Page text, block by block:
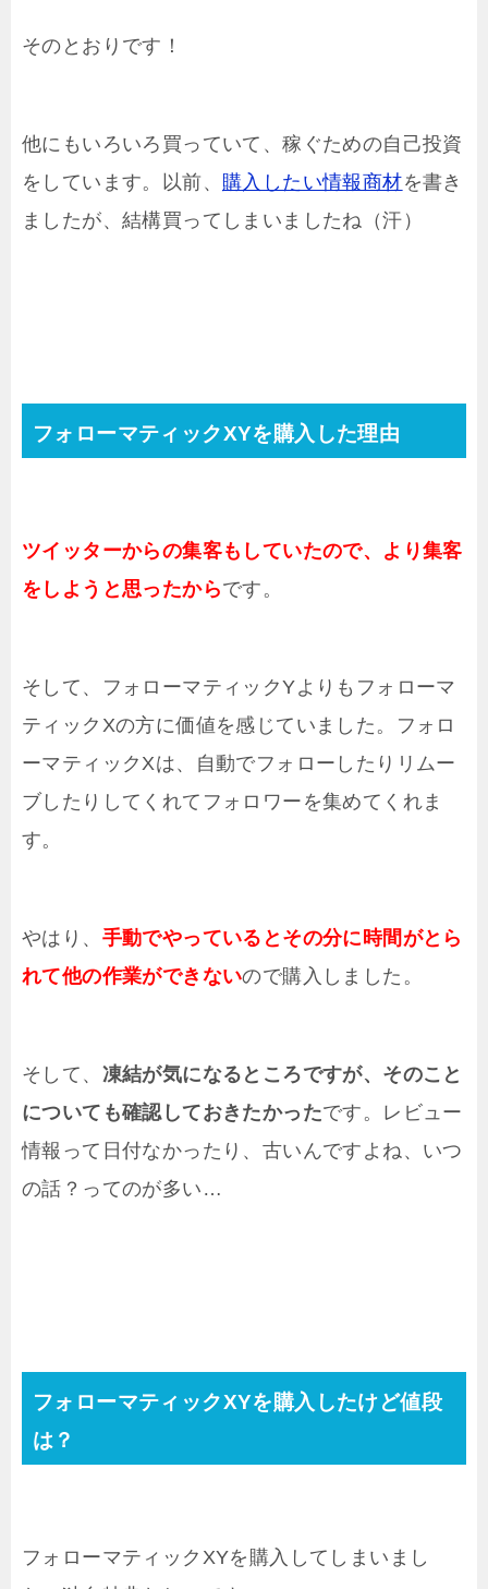
そのとおりです！
他にもいろいろ買っていて、稼ぐための自己投資
をしています。以前、 購入したい情報商材を書き
ましたが、結構買ってしまいましたね（汗）
フォローマティックXYを購入した理由
ツイッターからの集客もしていたので、より集客
をしようと思ったからです。
そして、フォローマティックYよりもフォローマ
ティックXの方に価値を感じていました。フォロ
ーマティックXは、自動でフォローしたりリムー
ブしたりしてくれてフォロワーを集めてくれま
す。
やはり、 手動でやっているとその分に時間がとら
れて他の作業ができないので購入しました。
そして、 凍結が気になるところですが、そのこと
についても確認しておきたかったです。レビュー
情報って日付なかったり、古いんですよね、いつ
の話？ってのが多い…
フォローマティックXYを購入したけど値段
は？
フォローマティックXYを購入してしまいまし